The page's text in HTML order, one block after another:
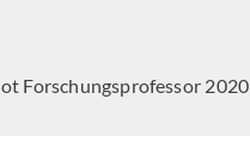
Forschungsprofessor 2020